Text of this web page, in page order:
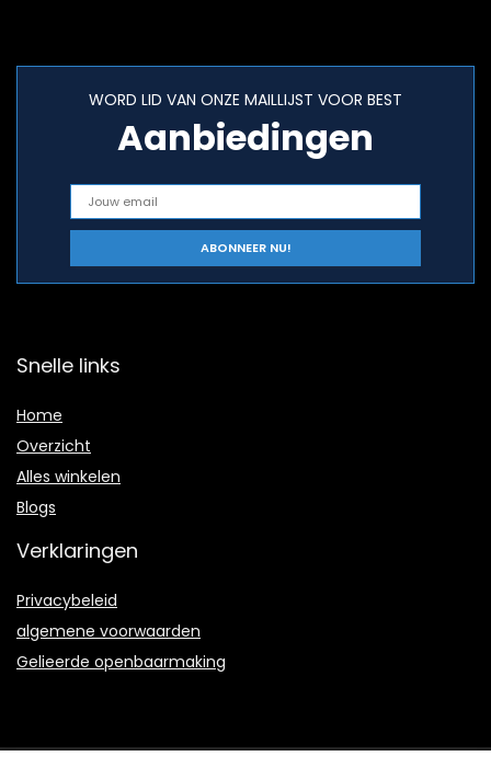
WORD LID VAN ONZE MAILLIJST VOOR BEST
Aanbiedingen
Snelle links
Home
Overzicht
Alles winkelen
Blogs
Verklaringen
Privacybeleid
algemene voorwaarden
Gelieerde openbaarmaking